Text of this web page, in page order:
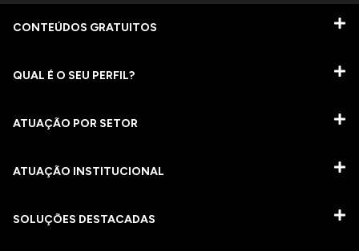
CONTEÚDOS GRATUITOS
QUAL É O SEU PERFIL?
ATUAÇÃO POR SETOR
ATUAÇÃO INSTITUCIONAL
SOLUÇÕES DESTACADAS